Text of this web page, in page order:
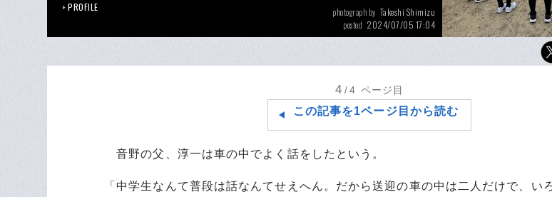
PROFILE photograph by Takeshi Shimizu
posted 2024/07/05 17:04
現在も強豪であり続け
4 /4 ページ目
この記事を1ページ目から読む
音野の父、淳一は車の中でよく話をしたという。
「中学生なんて普段は話なんてせえへん。だから送迎の車の中は二人だけで、い